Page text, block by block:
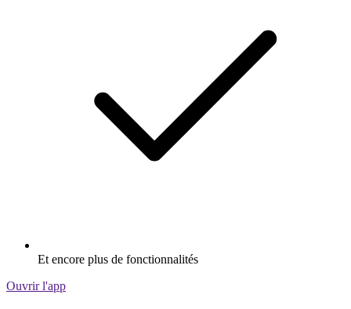
Et encore plus de fonctionnalités
Ouvrir l'app